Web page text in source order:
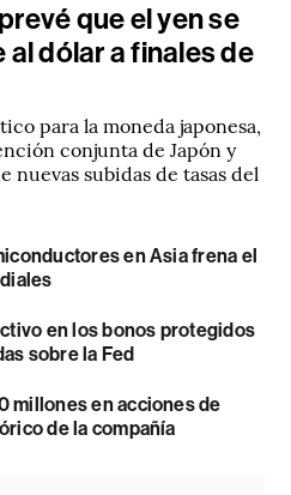
que el yen se
dólar a finales de
para la moneda japonesa,
conjunta de Japón y
nuevas subidas de tasas del
en Asia frena el
en los bonos protegidos
sobre la Fed
millones en acciones de
de la compañía